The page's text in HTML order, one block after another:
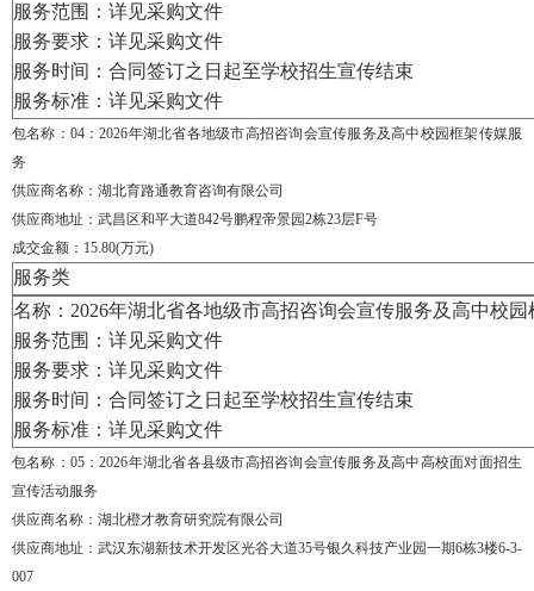
服务范围：详见采购文件
服务要求：详见采购文件
服务时间：合同签订之日起至学校招生宣传结束
服务标准：详见采购文件
包名称：04：2026年湖北省各地级市高招咨询会宣传服务及高中校园框架传媒服
务
供应商名称：湖北育路通教育咨询有限公司
供应商地址：武昌区和平大道842号鹏程帝景园2栋23层F号
成交金额：15.80(万元)
服务类
名称： 2026年湖北省各地级市高招咨询会宣传服务及高中校
服务范围：详见采购文件
服务要求：详见采购文件
服务时间：合同签订之日起至学校招生宣传结束
服务标准：详见采购文件
包名称：05：2026年湖北省各县级市高招咨询会宣传服务及高中高校面对面招生
宣传活动服务
供应商名称：湖北橙才教育研究院有限公司
供应商地址：武汉东湖新技术开发区光谷大道35号银久科技产业园一期6栋3楼6-3-
007